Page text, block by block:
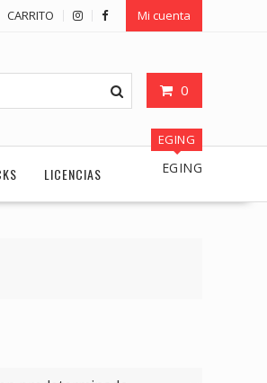
CARRITO Mi cuenta
0
LICENCIAS
EGING
EGING